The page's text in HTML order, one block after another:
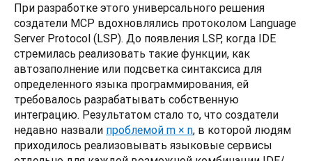
При разработке этого универсального решения
создатели MCP вдохновлялись протоколом Language
Server Protocol (LSP). До появления LSP, когда IDE
стремилась реализовать такие функции, как
автозаполнение или подсветка синтаксиса для
определенного языка программирования, ей
требовалось разрабатывать собственную
интеграцию. Результатом стало то, что создатели
недавно назвали проблемой m × n, в которой людям
приходилось реализовывать языковые сервисы